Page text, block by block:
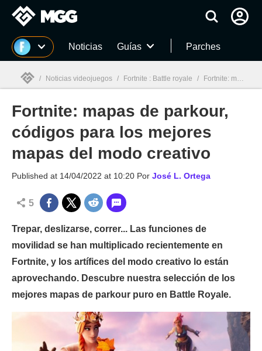
MGG Noticias Guías Parches
MGG
/ Noticias videojuegos / Fortnite : Battle royale / Fortnite: mapas de parkour, códigos para los mejores mapas del modo creativo
Fortnite: mapas de parkour,
códigos para los mejores
mapas del modo creativo
Published at 14/04/2022 at 10:20 Por José L. Ortega
5
Trepar, deslizarse, correr... Las funciones de
movilidad se han multiplicado recientemente en
Fortnite, y los artífices del modo creativo lo están
aprovechando. Descubre nuestra selección de los
mejores mapas de parkour puro en Battle Royale.